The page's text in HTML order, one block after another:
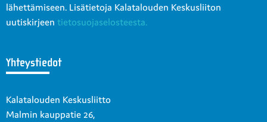
lähettämiseen. Lisätietoja Kalatalouden Keskusliiton
uutiskirjeen tietosuojaselosteesta.
Yhteystiedot
Kalatalouden Keskusliitto
Malmin kauppatie 26,